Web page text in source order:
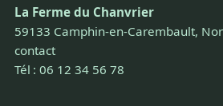
La Ferme du Chanvrier
59133 Camphin-en-Carembault,
contact
Tél : 06 12 34 56 78